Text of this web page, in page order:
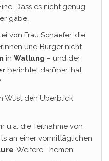
Dass es nicht genug
gäbe.
von Frau Schaefer, die
und Bürger nicht
in Wallung – und der
berichtet darüber, hat
Wust den Überblick
u.a. die Teilnahme von
an einer vormittäglichen
. Weitere Themen: